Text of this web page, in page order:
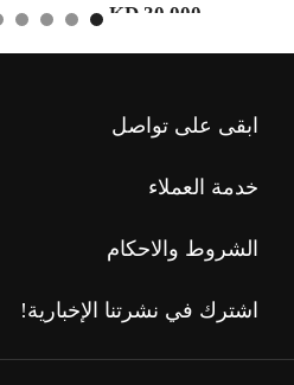
30.000 KD
ابقى على تواصل
خدمة العملاء
الشروط والاحكام
اشترك في نشرتنا الإخبارية!